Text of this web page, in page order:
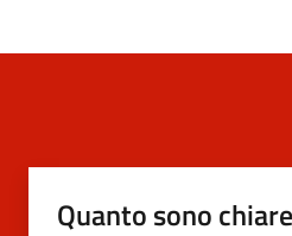
Quanto sono